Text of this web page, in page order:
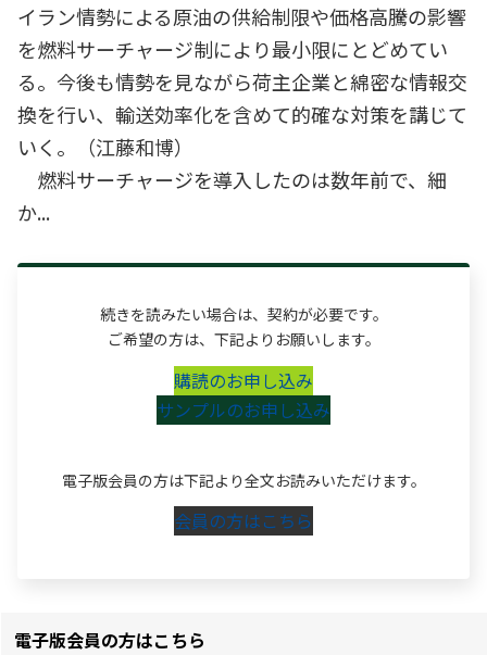
イラン情勢による原油の供給制限や価格高騰の影響
を燃料サーチャージ制により最小限にとどめてい
る。今後も情勢を見ながら荷主企業と綿密な情報交
換を行い、輸送効率化を含めて的確な対策を講じて
いく。（江藤和博）
燃料サーチャージを導入したのは数年前で、細
か...
続きを読みたい場合は、契約が必要です。
ご希望の方は、下記よりお願いします。
購読のお申し込み
サンプルのお申し込み
電子版会員の方は下記より全文お読みいただけます。
会員の方はこちら
電子版会員の方はこちら